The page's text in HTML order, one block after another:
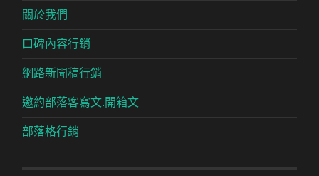
關於我們
口碑內容行銷
網路新聞稿行銷
邀約部落客寫文.開箱文
部落格行銷